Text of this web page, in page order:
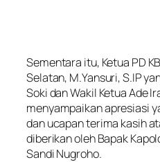
Sementara itu, Ketua PD
Selatan, M.Yansuri, S.IP
Soki dan Wakil Ketua Ade
menyampaikan apresiasi
dan ucapan terima kasih
diberikan oleh Bapak
Sandi Nugroho.